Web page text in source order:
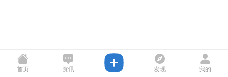
首页 资讯 发现 我的